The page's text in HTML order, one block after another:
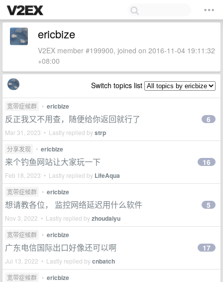
ericbize
V2EX member #199900, joined on 2016-11-04 19:11:32
+08:00
Switch topics list
宽带症候群 • ericbize
反正我又不用查，随便给你返回就行了
Mar 31, 2023 • Lastly replied bystrp
6
分享发现 • ericbize
来个钓鱼网站让大家玩一下
Feb 18, 2023 • Lastly replied by LifeAqua
16
宽带症候群 • ericbize
想请教各位， 监控网络延迟用什么软件
Nov 3, 2022 • Lastly replied byzhoudaiyu
5
宽带症候群 • ericbize
广东电信国际出口好像还可以啊
Jul 13, 2022 • Lastly replied bycnbatch
17
宽带症候群 • ericbize